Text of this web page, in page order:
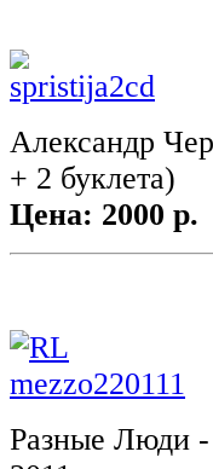
Александр
+ 2 буклета)
Цена: 2000 р.
Разные Люди